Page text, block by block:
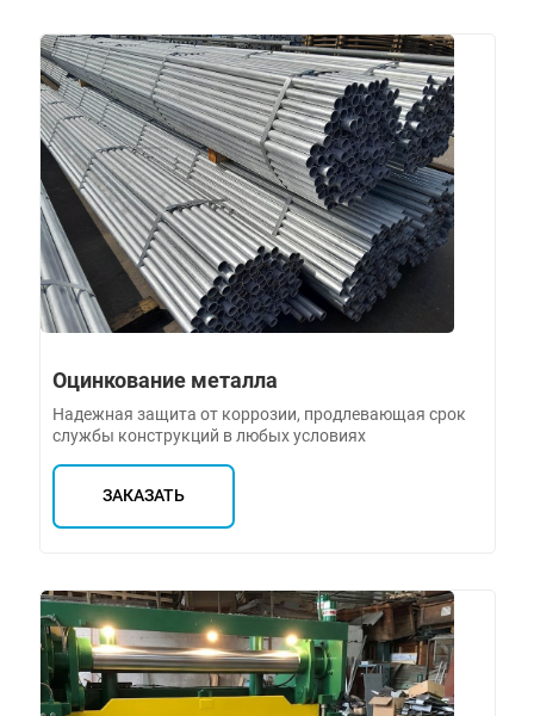
Оцинкование металла
Надежная защита от коррозии, продлевающая срок
службы конструкций в любых условиях
ЗАКАЗАТЬ